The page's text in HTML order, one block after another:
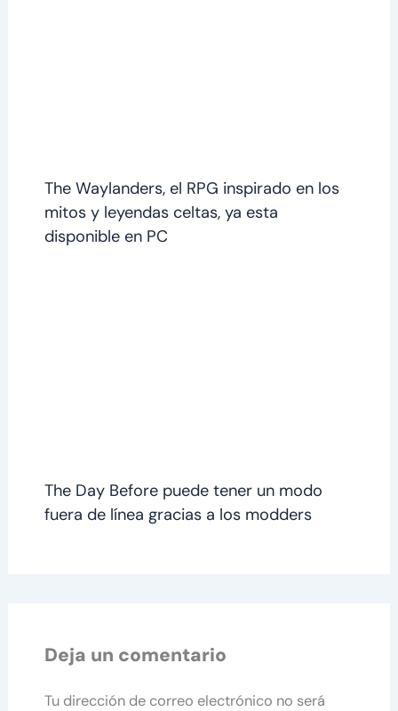
The Waylanders, el RPG inspirado en los
mitos y leyendas celtas, ya esta
disponible en PC
The Day Before puede tener un modo
fuera de línea gracias a los modders
Deja un comentario
Tu dirección de correo electrónico no será